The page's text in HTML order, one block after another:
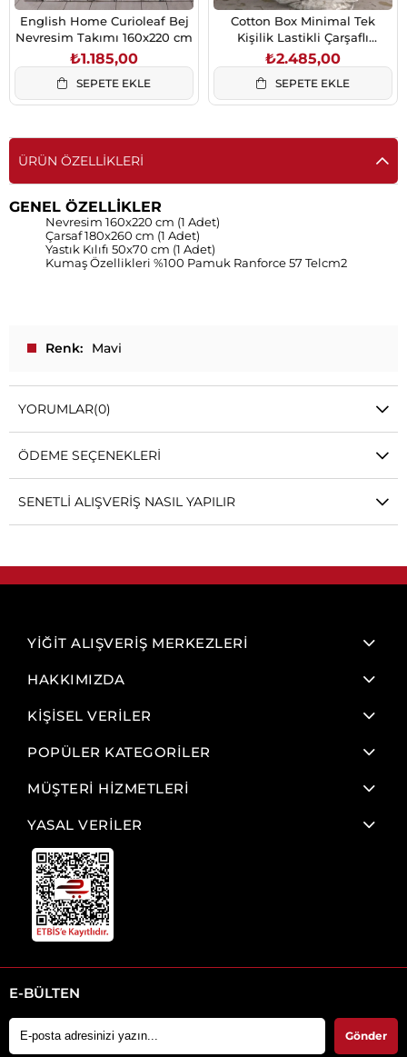
English Home Curioleaf Bej
Nevresim Takımı 160x220 cm
₺1.185,00
SEPETE EKLE
Cotton Box Minimal Tek
Kişilik Lastikli Çarşaflı
Nevresim Takımı Moil Bej
₺2.485,00
SEPETE EKLE
ÜRÜN ÖZELLIKLERI
GENEL ÖZELLİKLER
Nevresim 160x220 cm (1 Adet)
Çarsaf 180x260 cm (1 Adet)
Yastık Kılıfı 50x70 cm (1 Adet)
Kumaş Özellikleri %100 Pamuk Ranforce 57 Telcm2
Renk Mavi
YORUMLAR(0)
ÖDEME SEÇENEKLERI
SENETLI ALIŞVERIŞ NASIL YAPILIR
YİĞİT ALIŞVERİŞ MERKEZLERİ
HAKKIMIZDA
KİŞİSEL VERİLER
POPÜLER KATEGORİLER
MÜŞTERİ HİZMETLERİ
YASAL VERİLER
E-BÜLTEN
Gönder